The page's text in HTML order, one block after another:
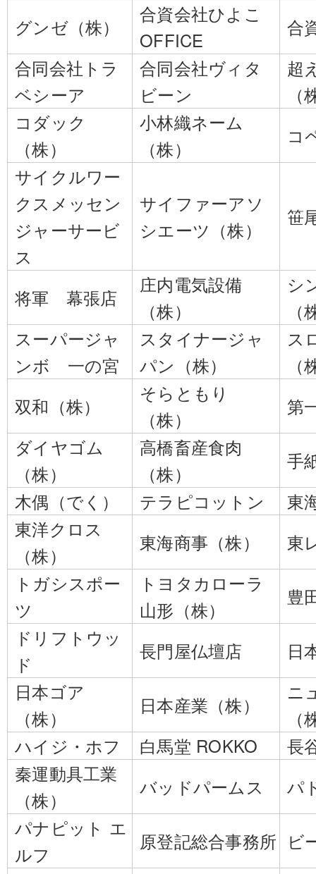
グンゼ（株）
合資会社ひよこ
OFFICE
合
合同会社トラ
ベシーア
合同会社ヴィタ
ビーン
超
（
コダック
（株）
小林織ネーム
（株）
コ
サイクルワー
クスメッセン
ジャーサービ
ス
サイファーアソ
シエーツ（株）
笹
将軍 幕張店
庄内電気設備
（株）
シ
（
スーパージャ
ンボ 一の宮
スタイナージャ
パン（株）
ス
（
双和（株）
そらともり
（株）
第
ダイヤゴム
（株）
高橋畜産食肉
（株）
手
木偶（でく）
テラピコットン
東
東洋クロス
（株）
東海商事（株）
東
トガシスポー
ツ
トヨタカローラ
山形（株）
豊
ドリフトウッ
ド
長門屋仏壇店
日
日本ゴア
（株）
日本産業（株）
ニ
（
ハイジ・ホフ
白馬堂 ROKKO
長
秦運動具工業
（株）
バッドパームス
パ
パナピット エ
ルフ
原登記総合事務所 ビ